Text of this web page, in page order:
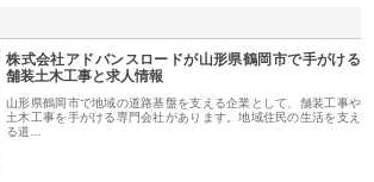
株式会社アドバンスロードが山形県鶴岡市で手がける
舗装土木工事と求人情報
山形県鶴岡市で地域の道路基盤を支える企業として、舗装工事や
土木工事を手がける専門会社があります。地域住民の生活を支え
る道…